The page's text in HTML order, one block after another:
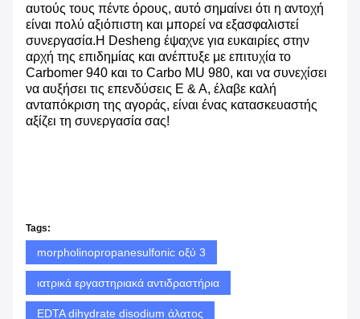
αυτούς τους πέντε όρους, αυτό σημαίνει ότι η αντοχή
είναι πολύ αξιόπιστη και μπορεί να εξασφαλιστεί
συνεργασία.Η Desheng έψαχνε για ευκαιρίες στην
αρχή της επιδημίας και ανέπτυξε με επιτυχία το
Carbomer 940 και το Carbo MU 980, και να συνεχίσει
να αυξήσει τις επενδύσεις Ε & Α, έλαβε καλή
ανταπόκριση της αγοράς, είναι ένας κατασκευαστής
αξίζει τη συνεργασία σας!
Tags:
morpholinopropanesulfonic οξύ 3
ιατρικά εργαστηριακά αντιδραστήρια
EDTA dihydrate disodium άλατος